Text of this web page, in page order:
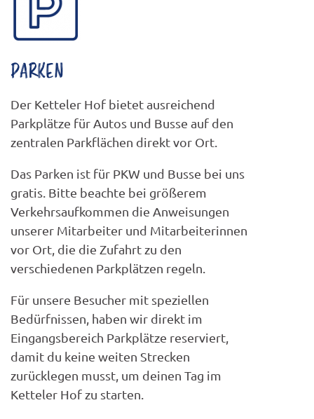
PARKEN
Der Ketteler Hof bietet ausreichend
Parkplätze für Autos und Busse auf den
zentralen Parkflächen direkt vor Ort.
Das Parken ist für PKW und Busse bei uns
gratis. Bitte beachte bei größerem
Verkehrsaufkommen die Anweisungen
unserer Mitarbeiter und Mitarbeiterinnen
vor Ort, die die Zufahrt zu den
verschiedenen Parkplätzen regeln.
Für unsere Besucher mit speziellen
Bedürfnissen, haben wir direkt im
Eingangsbereich Parkplätze reserviert,
damit du keine weiten Strecken
zurücklegen musst, um deinen Tag im
Ketteler Hof zu starten.